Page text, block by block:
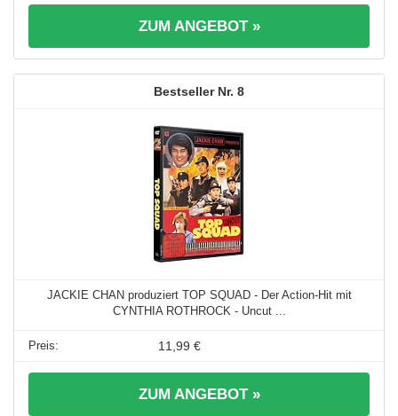
ZUM ANGEBOT »
8
JACKIE CHAN produziert TOP SQUAD - Der Action-Hit mit
CYNTHIA ROTHROCK - Uncut ...
11,99 €
ZUM ANGEBOT »